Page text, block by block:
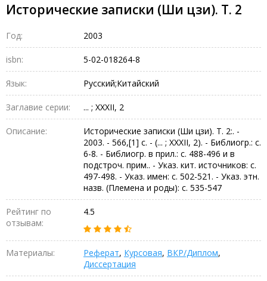
Исторические записки (Ши цзи). Т. 2
Год: 2003
isbn: 5-02-018264-8
Язык: Русский;Китайский
Заглавие серии: ... ; XXXII, 2
Описание:
Исторические записки (Ши цзи). Т. 2:. -
2003. - 566,[1] с. - (... ; XXXII, 2). - Библиогр.: с.
6-8. - Библиогр. в прил.: с. 488-496 и в
подстроч. прим.. - Указ. кит. источников: с.
497-498. - Указ. имен: с. 502-521. - Указ. этн.
назв. (Племена и роды): с. 535-547
Рейтинг по
отзывам:
4.5
Материалы: Реферат, Курсовая, ВКР/Диплом,
Диссертация